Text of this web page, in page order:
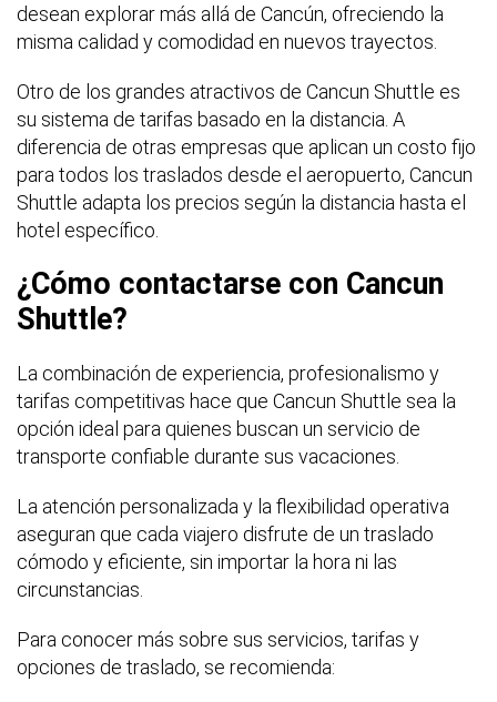
desean explorar más allá de Cancún, ofreciendo la
misma calidad y comodidad en nuevos trayectos.
Otro de los grandes atractivos de Cancun Shuttle es
su sistema de tarifas basado en la distancia. A
diferencia de otras empresas que aplican un costo fijo
para todos los traslados desde el aeropuerto, Cancun
Shuttle adapta los precios según la distancia hasta el
hotel específico.
¿Cómo contactarse con Cancun
Shuttle?
La combinación de experiencia, profesionalismo y
tarifas competitivas hace que Cancun Shuttle sea la
opción ideal para quienes buscan un servicio de
transporte confiable durante sus vacaciones.
La atención personalizada y la flexibilidad operativa
aseguran que cada viajero disfrute de un traslado
cómodo y eficiente, sin importar la hora ni las
circunstancias.
Para conocer más sobre sus servicios, tarifas y
opciones de traslado, se recomienda: